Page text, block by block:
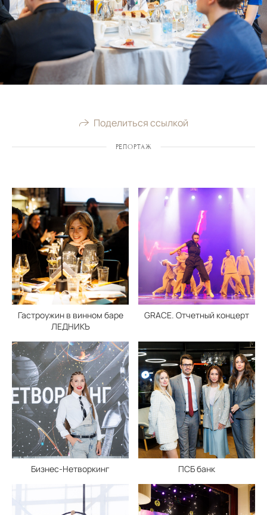
Поделиться ссылкой
РЕПОРТАЖ
Гастроужин в винном баре
ЛЕДНИКЪ
GRACE. Отчетный концерт
Бизнес-Нетворкинг ПСБ банк